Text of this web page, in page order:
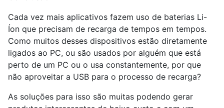
Cada vez mais aplicativos fazem uso de baterias Li-
Íon que precisam de recarga de tempos em tempos.
Como muitos desses dispositivos estão diretamente
ligados ao PC, ou são usados por alguém que está
perto de um PC ou o usa constantemente, por que
não aproveitar a USB para o processo de recarga?
As soluções para isso são muitas podendo gerar